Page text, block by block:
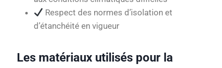
Respect des normes d’isolation et
d’étanchéité en vigueur
Les matériaux utilisés pour la